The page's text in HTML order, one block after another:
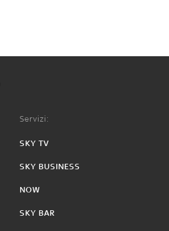
Servizi:
SKY TV
SKY BUSINESS
NOW
SKY BAR